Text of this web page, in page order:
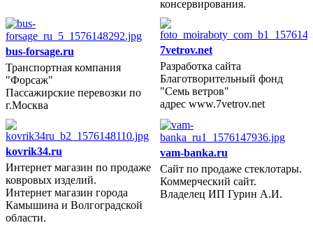
консервирования.
bus-forsage.ru
Транспортная компания
"Форсаж"
Пассажирские перевозки по
г.Москва
2011 год
7vetrov.net
Разработка сайта
Благотворительный фонд
"Семь ветров"
адрес www.7vetrov.net
kovrik34.ru
Интернет магазин по продаже
ковровых изделий.
Интернет магазин города
Камышина и Волгоградской
области.
2011 год
vam-banka.ru
Сайт по продаже стеклотары.
Коммерческий сайт.
Владелец ИП Гурин А.И.